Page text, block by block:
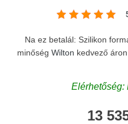
Na ez betalál: Szilikon
minőség Wilton kedvező
Elérhetőség:
13